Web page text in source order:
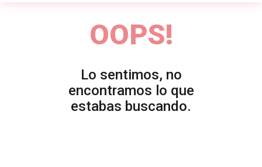
OOPS!